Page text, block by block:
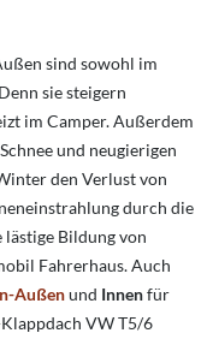
sind sowohl im
sie steigern
im Camper. Außerdem
und neugierigen
den Verlust von
durch die
Bildung von
Fahrerhaus. Auch
Außenund Innenfür
VW T5/6